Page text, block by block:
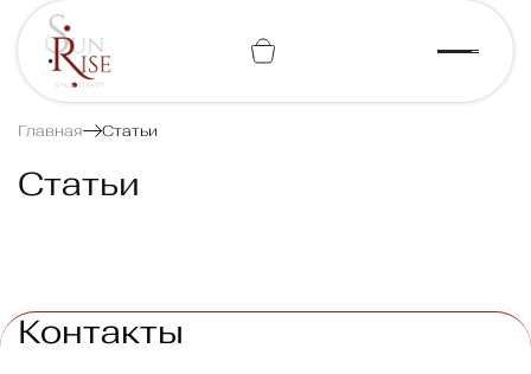
Главная Статьи
Статьи
Контакты